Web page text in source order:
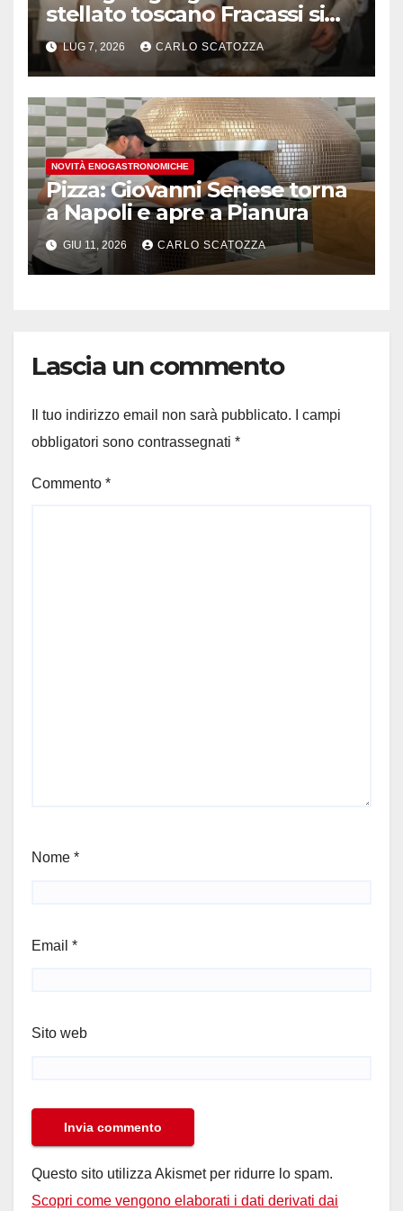
stellato toscano Fracassi si
trasferisce a Trentola
Ducenta
LUG 7, 2026 CARLO SCATOZZA
NOVITÀ ENOGASTRONOMICHE
Pizza: Giovanni Senese torna
a Napoli e apre a Pianura
GIU 11, 2026 CARLO SCATOZZA
Lascia un commento
Il tuo indirizzo email non sarà pubblicato.
I campi
obbligatori sono contrassegnati *
Commento *
Nome *
Email *
Sito web
Questo sito utilizza Akismet per ridurre lo spam.
Scopri come vengono elaborati i dati derivati dai